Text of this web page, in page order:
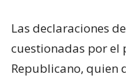
Las declaraciones
cuestionadas por el
Republicano, quien